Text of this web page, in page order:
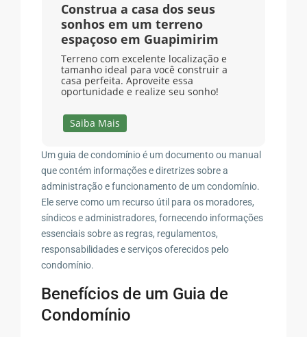
Construa a casa dos seus
sonhos em um terreno
espaçoso em Guapimirim
Terreno com excelente localização e
tamanho ideal para você construir a
casa perfeita. Aproveite essa
oportunidade e realize seu sonho!
Saiba Mais
Um guia de condomínio é um documento ou manual
que contém informações e diretrizes sobre a
administração e funcionamento de um condomínio.
Ele serve como um recurso útil para os moradores,
síndicos e administradores, fornecendo informações
essenciais sobre as regras, regulamentos,
responsabilidades e serviços oferecidos pelo
condomínio.
Benefícios de um Guia de
Condomínio